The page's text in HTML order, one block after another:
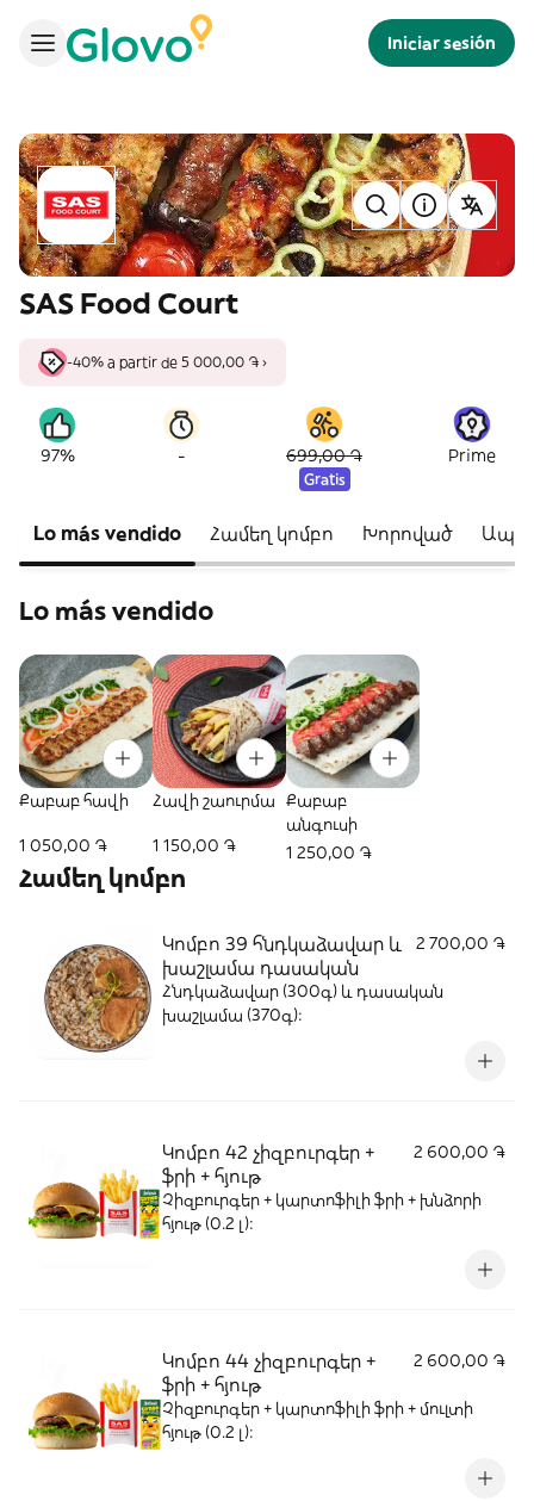
Iniciar sesión
SAS Food Court
-40% a partir de 5 000,00 ֏ ›
97% - 699,00 ֏
Gratis
Prime
Lo más vendido Համեղ կոմբո Խորոված
Lo más vendido
Քաբաբ հավի
1 050,00 ֏
Հավի շաուրմա
1 150,00 ֏
Քաբաբ
անգուսի
1 250,00 ֏
Համեղ կոմբո
Կոմբո 39 հնդկաձավար և
խաշլամա դասական
2 700,00 ֏
Հնդկաձավար (300գ) և դասական
խաշլամա (370գ)։
Կոմբո 42 չիզբուրգեր +
ֆրի + հյութ
2 600,00 ֏
Չիզբուրգեր + կարտոֆիլի ֆրի + խնձորի
հյութ (0.2 լ):
Կոմբո 44 չիզբուրգեր +
ֆրի + հյութ
2 600,00 ֏
Չիզբուրգեր + կարտոֆիլի ֆրի + մուլտի
հյութ (0.2 լ):